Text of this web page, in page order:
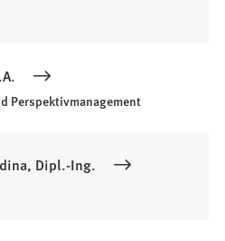
Perspektivmanagement
Dipl.-Ing.